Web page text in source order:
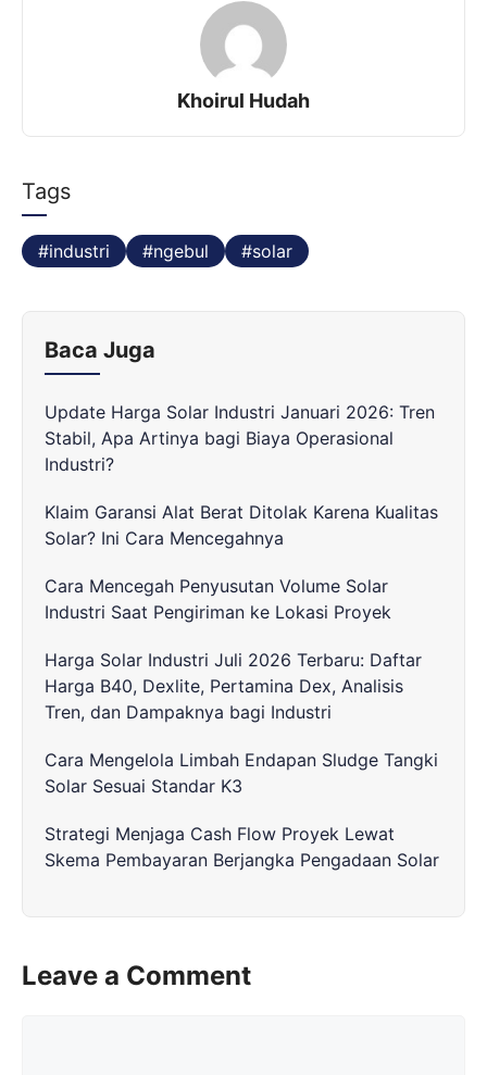
k
g
e
t
s
p
p
Khoirul Hudah
Tags
industri ngebul solar
Baca Juga
Update Harga Solar Industri Januari 2026: Tren
Stabil, Apa Artinya bagi Biaya Operasional
Industri?
Klaim Garansi Alat Berat Ditolak Karena Kualitas
Solar? Ini Cara Mencegahnya
Cara Mencegah Penyusutan Volume Solar
Industri Saat Pengiriman ke Lokasi Proyek
Harga Solar Industri Juli 2026 Terbaru: Daftar
Harga B40, Dexlite, Pertamina Dex, Analisis
Tren, dan Dampaknya bagi Industri
Cara Mengelola Limbah Endapan Sludge Tangki
Solar Sesuai Standar K3
Strategi Menjaga Cash Flow Proyek Lewat
Skema Pembayaran Berjangka Pengadaan Solar
Leave a Comment